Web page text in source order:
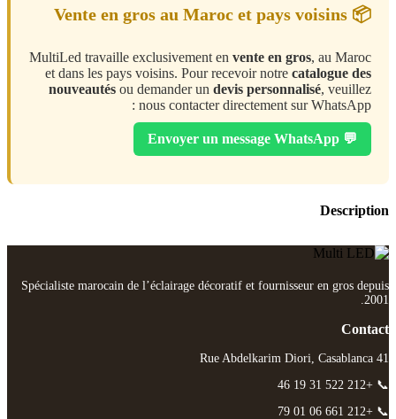
📦 Vente en gros au Maroc et pays voisins
MultiLed travaille exclusivement en vente en gros, au Maroc
et dans les pays voisins. Pour recevoir notre catalogue des
nouveautés ou demander un devis personnalisé, veuillez
nous contacter directement sur WhatsApp :
💬 Envoyer un message WhatsApp
Description
Spécialiste marocain de l’éclairage décoratif et fournisseur en gros depuis
2001.
Contact
41 Rue Abdelkarim Diori, Casablanca
📞 +212 522 31 19 46
📞 +212 661 06 01 79